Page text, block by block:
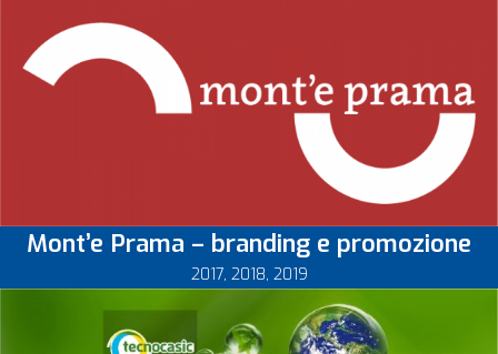
Mont’e Prama – branding e promozione
2017, 2018, 2019